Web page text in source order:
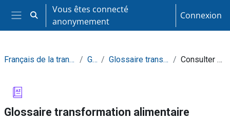
Passer au contenu principal
Panneau latéral
Activer/désactiver la saisie de recherche
Vous êtes connecté
anonymement
Connexion
Français de la transformation alimentaire Général Glossaire transformation alimentaire Consulter alphabétiquement
Glossaire transformation alimentaire